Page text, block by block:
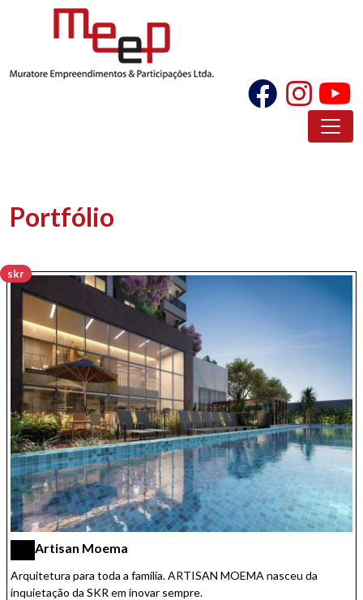
Portfólio
skr
Artisan Moema
Arquitetura para toda a família. ARTISAN MOEMA nasceu da
inquietação da SKR em inovar sempre.